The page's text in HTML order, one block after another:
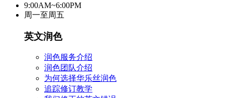
9:00AM~6:00PM
周一至周五
英文润色
润色服务介绍
润色团队介绍
为何选择华乐丝润色
追踪修订教学